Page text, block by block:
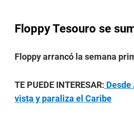
Floppy Tesouro se
Floppy arrancó la semana
TE PUEDE INTERESAR:
vista y paraliza el Caribe